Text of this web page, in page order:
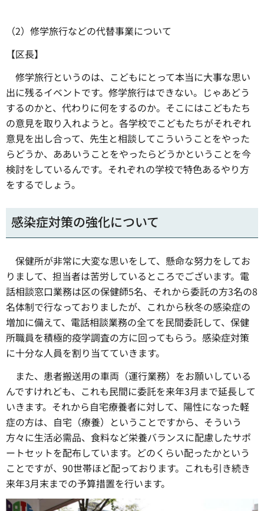
（2）修学旅行などの代替事業について
【区長】
修学旅行というのは、こどもにとって本当に大事な思い
出に残るイベントです。修学旅行はできない。じゃあどう
するのかと、代わりに何をするのか。そこにはこどもたち
の意見を取り入れようと。各学校でこどもたちがそれぞれ
意見を出し合って、先生と相談してこういうことをやった
らどうか、ああいうことをやったらどうかということを今
検討をしているんです。それぞれの学校で特色あるやり方
をするでしょう。
感染症対策の強化について
保健所が非常に大変な思いをして、懸命な努力をしてお
りまして、担当者は苦労しているところでございます。電
話相談窓口業務は区の保健師5名、それから委託の方3名の8
名体制で行なっておりましたが、これから秋冬の感染症の
増加に備えて、電話相談業務の全てを民間委託して、保健
所職員を積極的疫学調査の方に回ってもらう。感染症対策
に十分な人員を割り当てていきます。
また、患者搬送用の車両（運行業務）をお願いしている
んですけれども、これも民間に委託を来年3月まで延長して
いきます。それから自宅療養者に対して、陽性になった軽
症の方は、自宅（療養）ということですから、そういう
方々に生活必需品、食料など栄養バランスに配慮したサポ
ートセットを配布しています。どのくらい配ったかという
ことですが、90世帯ほど配っております。これも引き続き
来年3月末までの予算措置を行います。